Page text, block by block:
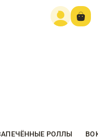
РОЛЛЫ